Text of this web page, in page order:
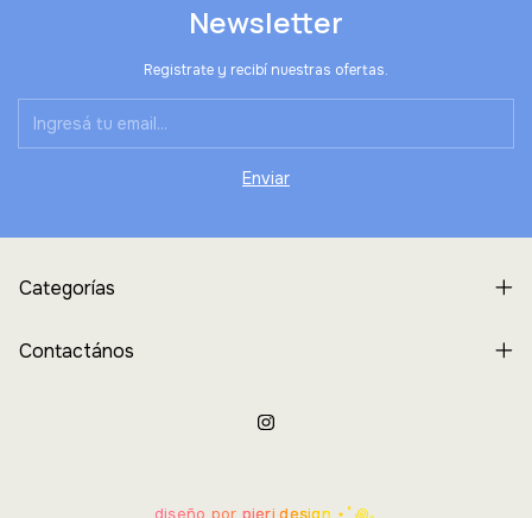
Newsletter
Registrate y recibí nuestras ofertas.
Categorías
Contactános
diseño por pieri.design ⋆˚꩜｡